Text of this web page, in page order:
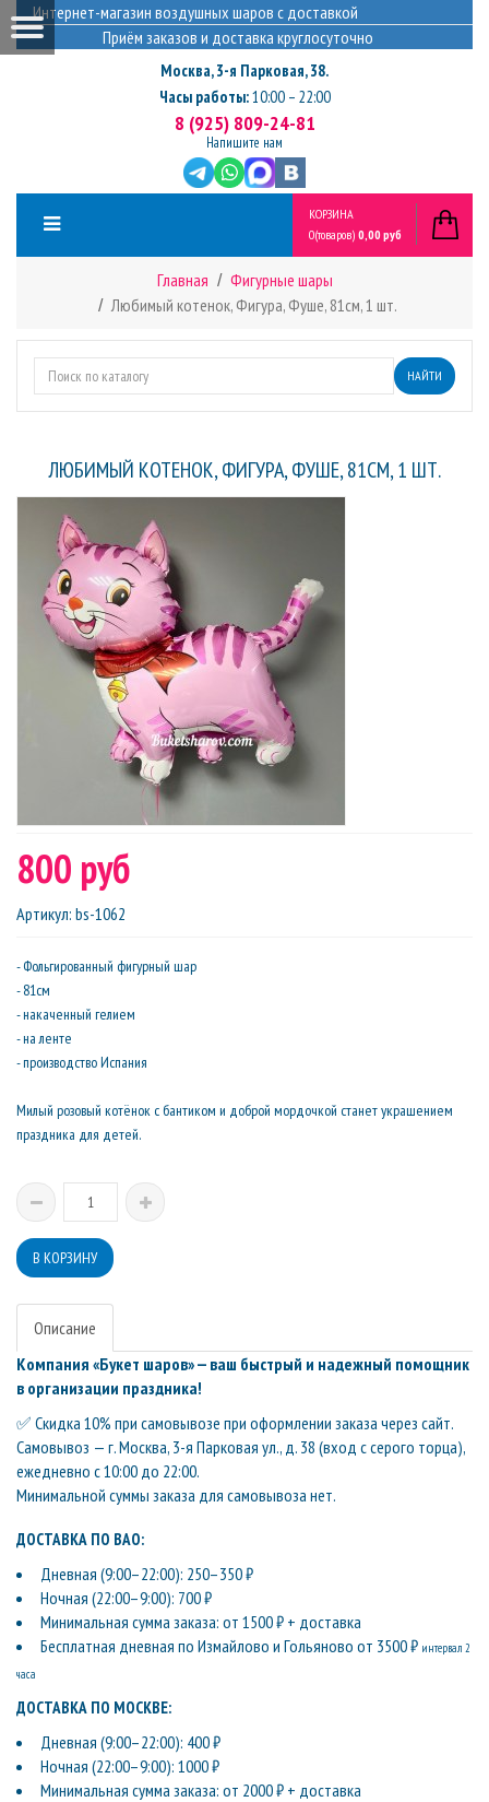
Интернет-магазин воздушных шаров с доставкой
Приём заказов и доставка круглосуточно
Москва,3-я Парковая, 38.
Часы работы:10:00 – 22:00
8 (925) 809-24-81
Напишите нам
КОРЗИНА
0(товаров) 0,00 руб
Главная
Фигурные шары
Любимый котенок, Фигура, Фуше, 81см, 1 шт.
НАЙТИ
ЛЮБИМЫЙ КОТЕНОК, ФИГУРА, ФУШЕ, 81СМ, 1 ШТ.
800 руб
Артикул: bs-1062
- Фольгированный фигурный шар
- 81см
- накаченный гелием
- на ленте
- производство Испания
Милый розовый котёнок с бантиком и доброй мордочкой станет украшением
праздника для детей.
Описание
Компания «Букет шаров» — ваш быстрый и надежный помощник
в организации праздника!
✅ Скидка 10% при самовывозе при оформлении заказа через сайт.
Самовывоз — г. Москва, 3-я Парковая ул., д. 38 (вход с серого торца),
ежедневно с 10:00 до 22:00.
Минимальной суммы заказа для самовывоза нет.
ДОСТАВКА ПО ВАО:
Дневная (9:00–22:00): 250–350 ₽
Ночная (22:00–9:00): 700 ₽
Минимальная сумма заказа: от 1500 ₽ + доставка
Бесплатная дневная по Измайлово и Гольяново от 3500 ₽ интервал 2
часа
ДОСТАВКА ПО МОСКВЕ:
Дневная (9:00–22:00): 400 ₽
Ночная (22:00–9:00): 1000 ₽
Минимальная сумма заказа: от 2000 ₽ + доставка